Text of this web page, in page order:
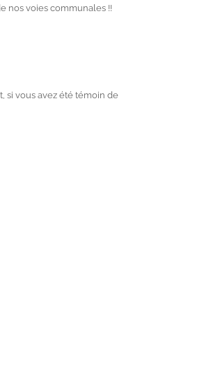
nos voies communales !!
si vous avez été témoin de